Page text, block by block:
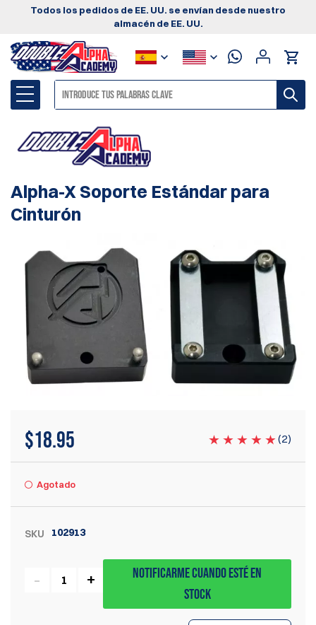
Todos los pedidos de EE. UU. se envían desde nuestro
almacén de EE. UU.
Alpha-X Soporte Estándar para
Cinturón
$18.95 (2)
Agotado
SKU 102913
NOTIFICARME CUANDO ESTÉ EN
STOCK